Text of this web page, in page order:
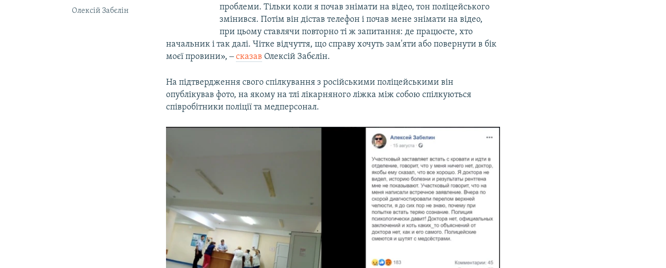
Олексій Забєлін
проблеми. Тільки коли я почав знімати на відео, тон поліцейського
змінився. Потім він дістав телефон і почав мене знімати на відео,
при цьому ставлячи повторно ті ж запитання: де працюєте, хто
начальник і так далі. Чітке відчуття, що справу хочуть зам'яти або повернути в бік
моєї провини», ‒сказав Олексій Забєлін.
На підтвердження свого спілкування з російськими поліцейськими він
опублікував фото, на якому на тлі лікарняного ліжка між собою спілкуються
співробітники поліції та медперсонал.